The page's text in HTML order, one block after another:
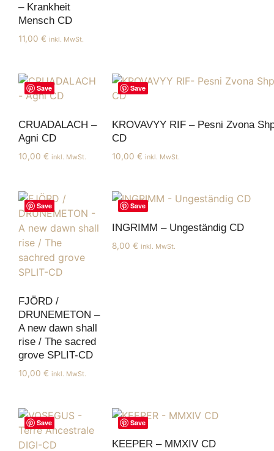
– Krankheit
Mensch CD
11,00 € inkl. MwSt.
Save
CRUADALACH –
Agni CD
10,00 € inkl. MwSt.
Save
KROVAVYY RIF – Pesni Zvona
CD
10,00 € inkl. MwSt.
Save
FJÖRD /
DRUNEMETON –
A new dawn shall
rise / The sacred
grove SPLIT-CD
10,00 € inkl. MwSt.
Save
INGRIMM – Ungeständig CD
8,00 € inkl. MwSt.
Save Save
KEEPER – MMXIV CD